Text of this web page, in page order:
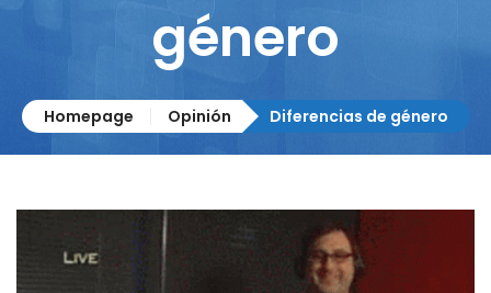
género
Homepage Opinión Diferencias de género